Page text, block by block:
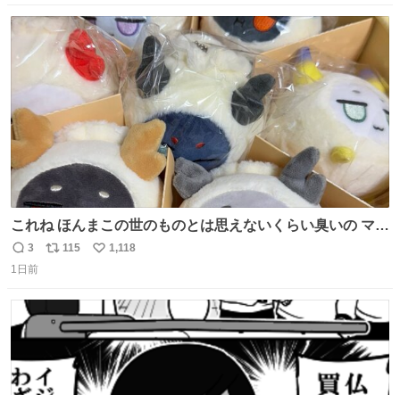
ト
数
数
これね ほんまこの世のものとは思えないくらい臭いの マジ
で、死ぬほど、臭い 中に入ってる謎スクイーズのせいなん
だけど
返
信
3
リ
ト
115
い
数
1,118
1日前